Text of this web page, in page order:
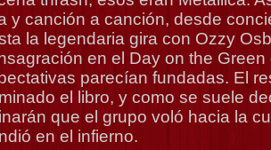
y canción a canción, desde
la legendaria gira con Ozzy
en el Day on the Green
parecían fundadas. El
el libro, y como se suele
que el grupo voló hacia la
en el infierno.